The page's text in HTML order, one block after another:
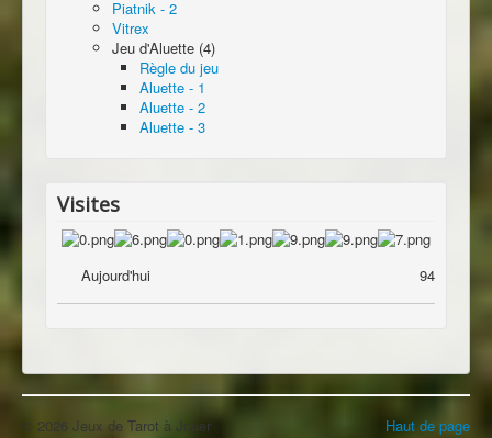
Piatnik - 2
Vitrex
Jeu d'Aluette (4)
Règle du jeu
Aluette - 1
Aluette - 2
Aluette - 3
Visites
Aujourd'hui 94
Haut de page
© 2026 Jeux de Tarot à Jouer